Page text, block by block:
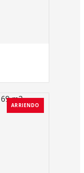
ARRIENDO